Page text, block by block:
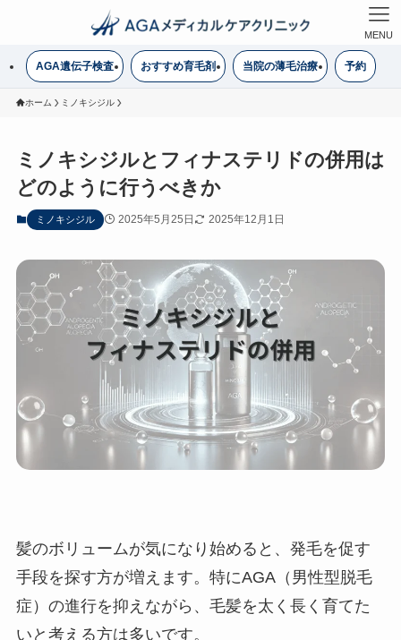
MENU
AGA遺伝子検査 おすすめ育毛剤 当院の薄毛治療 予約
ホーム ミノキシジル
ミノキシジルとフィナステリドの併用は
どのように行うべきか
ミノキシジル 2025年5月25日 2025年12月1日
髪のボリュームが気になり始めると、発毛を促す
手段を探す方が増えます。特にAGA（男性型脱毛
症）の進行を抑えながら、毛髪を太く長く育てた
いと考える方は多いです。